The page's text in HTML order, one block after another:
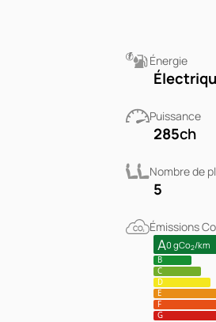
Énergie
Puissance
285ch
Nombre de
5
Émissions Co
A0 gCo2/km
B
C
D
E
F
G